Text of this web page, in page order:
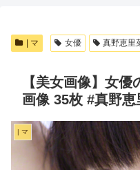
| マ 女優 真野恵里
【美女画像】女
画像 35枚 #真野恵
| マ